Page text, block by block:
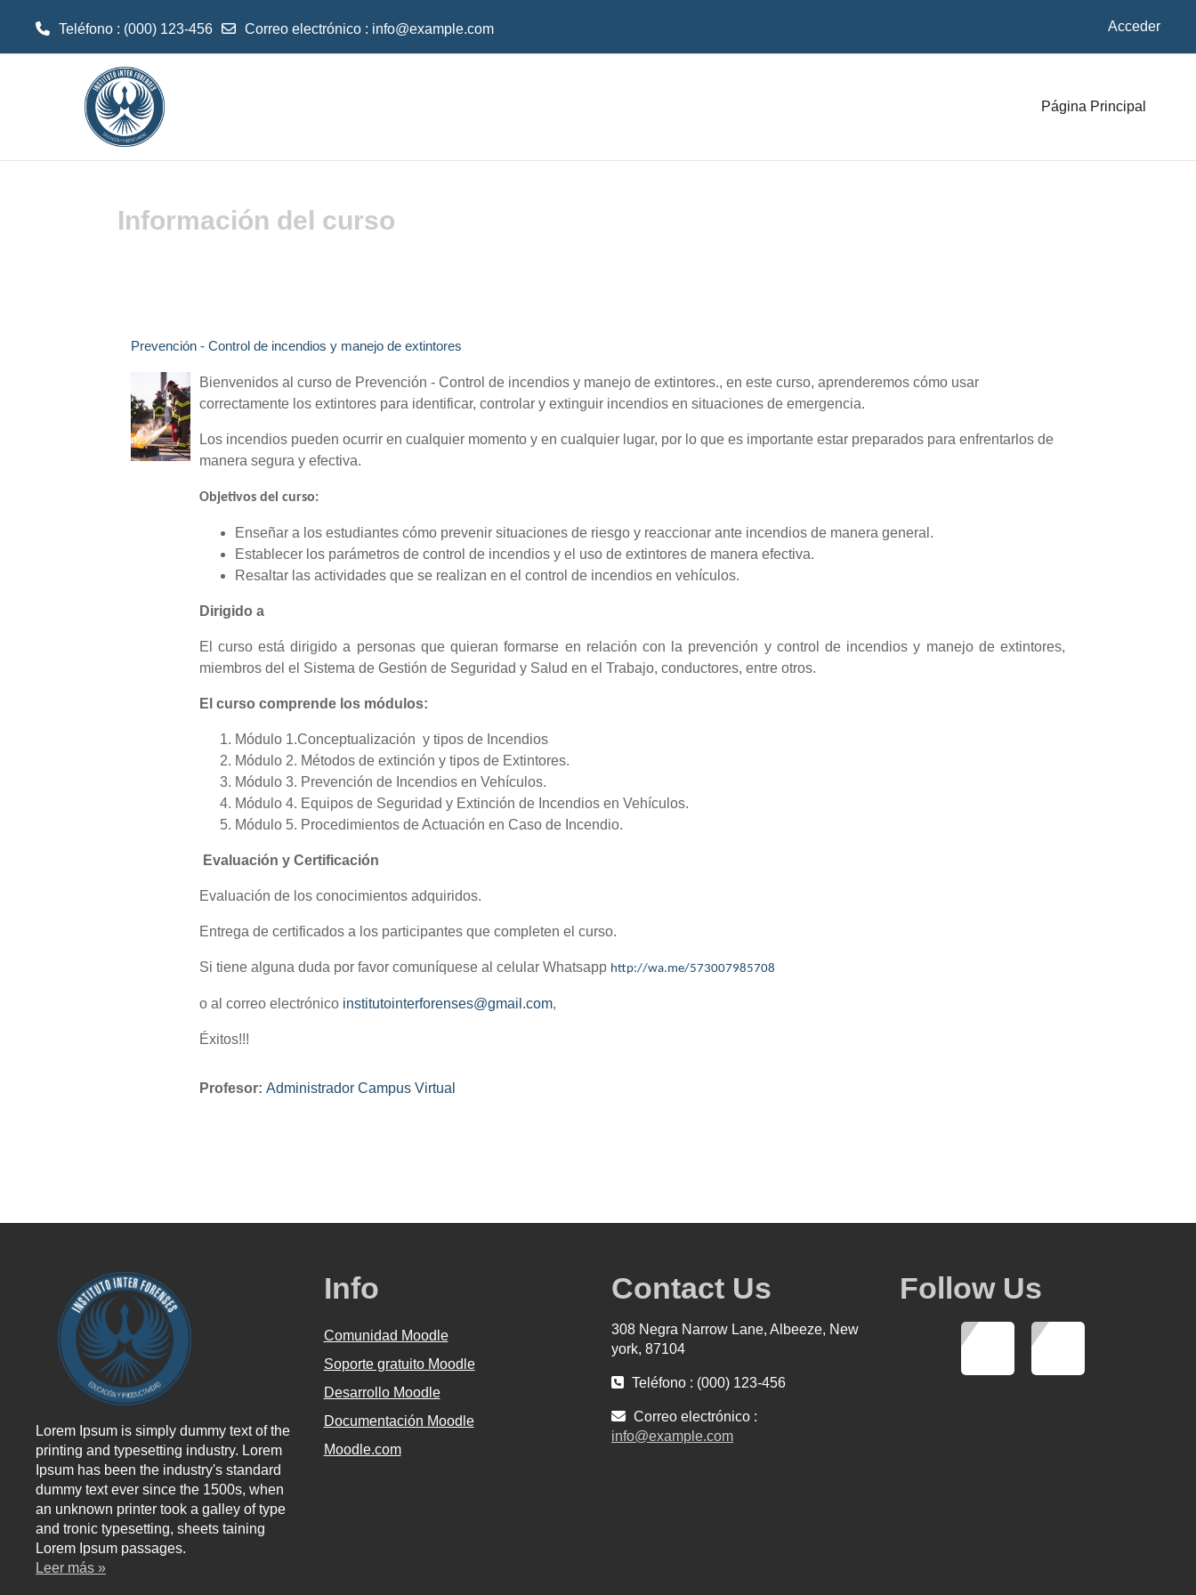
Teléfono : (000) 123-456 Correo electrónico : info@example.com Acceder
Página Principal
Información del curso
Prevención - Control de incendios y manejo de extintores
Bienvenidos al curso de Prevención - Control de incendios y manejo de extintores., en este curso, aprenderemos cómo usar
correctamente los extintores para identificar, controlar y extinguir incendios en situaciones de emergencia.
Los incendios pueden ocurrir en cualquier momento y en cualquier lugar, por lo que es importante estar preparados para enfrentarlos de
manera segura y efectiva.
Objetivos del curso:
Enseñar a los estudiantes cómo prevenir situaciones de riesgo y reaccionar ante incendios de manera general.
Establecer los parámetros de control de incendios y el uso de extintores de manera efectiva.
Resaltar las actividades que se realizan en el control de incendios en vehículos.
Dirigido a
El curso está dirigido a personas que quieran formarse en relación con la prevención y control de incendios y manejo de extintores,
miembros del el Sistema de Gestión de Seguridad y Salud en el Trabajo, conductores, entre otros.
El curso comprende los módulos:
Módulo 1.Conceptualización y tipos de Incendios
Módulo 2. Métodos de extinción y tipos de Extintores.
Módulo 3. Prevención de Incendios en Vehículos.
Módulo 4. Equipos de Seguridad y Extinción de Incendios en Vehículos.
Módulo 5. Procedimientos de Actuación en Caso de Incendio.
Evaluación y Certificación
Evaluación de los conocimientos adquiridos.
Entrega de certificados a los participantes que completen el curso.
Si tiene alguna duda por favor comuníquese al celular Whatsapp http://wa.me/573007985708
o al correo electrónico institutointerforenses@gmail.com,
Éxitos!!!
Profesor: Administrador Campus Virtual
Lorem Ipsum is simply dummy text of the
printing and typesetting industry. Lorem
Ipsum has been the industry's standard
dummy text ever since the 1500s, when
an unknown printer took a galley of type
and tronic typesetting, sheets taining
Lorem Ipsum passages.
Leer más »
Info
Comunidad Moodle
Soporte gratuito Moodle
Desarrollo Moodle
Documentación Moodle
Moodle.com
Contact Us
308 Negra Narrow Lane, Albeeze, New
york, 87104
Teléfono : (000) 123-456
Correo electrónico :
info@example.com
Follow Us